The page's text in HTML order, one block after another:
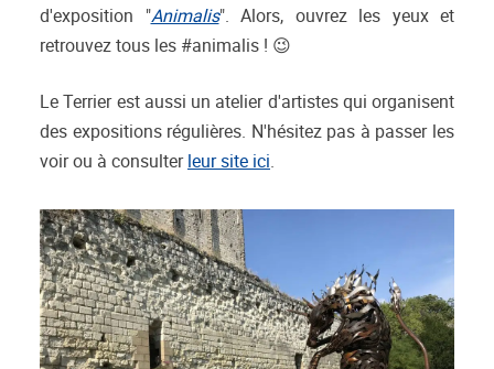
d'exposition "Animalis". Alors, ouvrez les yeux et
retrouvez tous les #animalis ! 😉
Le Terrier est aussi un atelier d'artistes qui organisent
des expositions régulières. N'hésitez pas à passer les
voir ou à consulterleur site ici.